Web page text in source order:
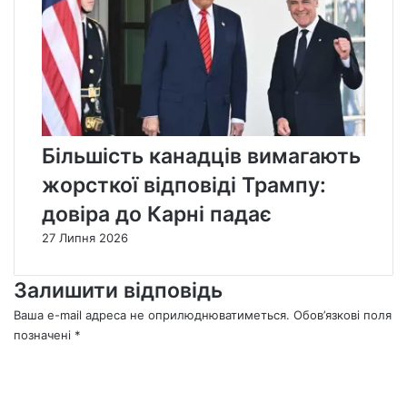
Більшість канадців вимагають
жорсткої відповіді Трампу:
довіра до Карні падає
27 Липня 2026
Залишити відповідь
Ваша e-mail адреса не оприлюднюватиметься. Обов’язкові поля
позначені *